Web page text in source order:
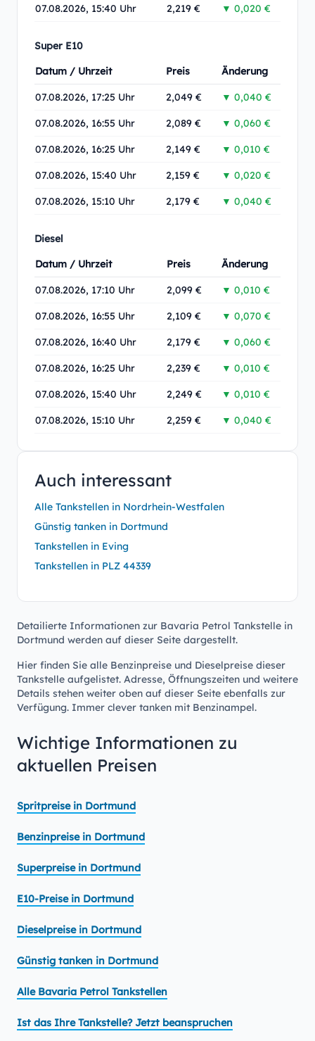
07.08.2026, 15:40 Uhr 2,219 € ▼ 0,020 €
Super E10
Datum / Uhrzeit
Preis Änderung
07.08.2026, 17:25 Uhr 2,049 € ▼ 0,040 €
07.08.2026, 16:55 Uhr 2,089 € ▼ 0,060 €
07.08.2026, 16:25 Uhr 2,149 € ▼ 0,010 €
07.08.2026, 15:40 Uhr 2,159 € ▼ 0,020 €
07.08.2026, 15:10 Uhr 2,179 € ▼ 0,040 €
Diesel
Datum / Uhrzeit
Preis Änderung
07.08.2026, 17:10 Uhr 2,099 € ▼ 0,010 €
07.08.2026, 16:55 Uhr 2,109 € ▼ 0,070 €
07.08.2026, 16:40 Uhr 2,179 € ▼ 0,060 €
07.08.2026, 16:25 Uhr 2,239 € ▼ 0,010 €
07.08.2026, 15:40 Uhr 2,249 € ▼ 0,010 €
07.08.2026, 15:10 Uhr 2,259 € ▼ 0,040 €
Auch interessant
Alle Tankstellen in Nordrhein-Westfalen
Günstig tanken in Dortmund
Tankstellen in Eving
Tankstellen in PLZ 44339
Detailierte Informationen zur Bavaria Petrol Tankstelle in
Dortmund werden auf dieser Seite dargestellt.
Hier finden Sie alle Benzinpreise und Dieselpreise dieser
Tankstelle aufgelistet. Adresse, Öffnungszeiten und weitere
Details stehen weiter oben auf dieser Seite ebenfalls zur
Verfügung. Immer clever tanken mit Benzinampel.
Wichtige Informationen zu
aktuellen Preisen
Spritpreise in Dortmund
Benzinpreise in Dortmund
Superpreise in Dortmund
E10-Preise in Dortmund
Dieselpreise in Dortmund
Günstig tanken in Dortmund
Alle Bavaria Petrol Tankstellen
Ist das Ihre Tankstelle? Jetzt beanspruchen